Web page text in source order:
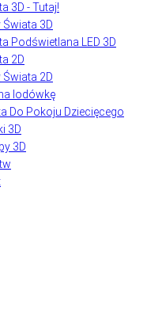
3D - Tutaj!
3D
Podświetlana LED 3D
2D
2D
lodówkę
Do Pokoju Dziecięcego
3D
3D